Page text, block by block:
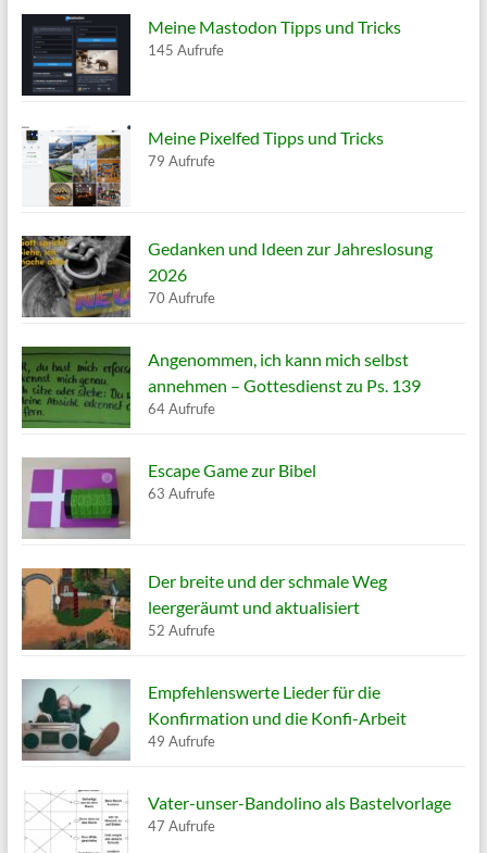
Meine Mastodon Tipps und Tricks
145 Aufrufe
Meine Pixelfed Tipps und Tricks
79 Aufrufe
Gedanken und Ideen zur Jahreslosung
2026
70 Aufrufe
Angenommen, ich kann mich selbst
annehmen – Gottesdienst zu Ps. 139
64 Aufrufe
Escape Game zur Bibel
63 Aufrufe
Der breite und der schmale Weg
leergeräumt und aktualisiert
52 Aufrufe
Empfehlenswerte Lieder für die
Konfirmation und die Konfi-Arbeit
49 Aufrufe
Vater-unser-Bandolino als Bastelvorlage
47 Aufrufe